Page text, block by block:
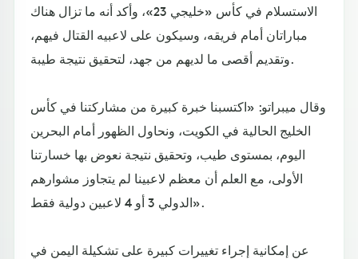
الاستسلام في كأس «خليجي 23»، وأكد أنه ما تزال هناك
مباراتان أمام فريقه، وسيكون على لاعبيه القتال فيهم،
وتقديم أقصى ما لديهم من جهد، لتحقيق نتيجة طيبة.
وقال ميبراتو: «اكتسبنا خبرة كبيرة من مشاركتنا في كأس
الخليج الحالية في الكويت، ونحاول الظهور أمام البحرين
اليوم، بمستوى طيب، وتحقيق نتيجة نعوض بها خسارتنا
الأولى، مع العلم أن معظم لاعبينا لم يتجاوز مشوارهم
الدولي 3 أو 4 لاعبين دولية فقط».
عن إمكانية إجراء تغييرات كبيرة على تشكيلة اليمن في